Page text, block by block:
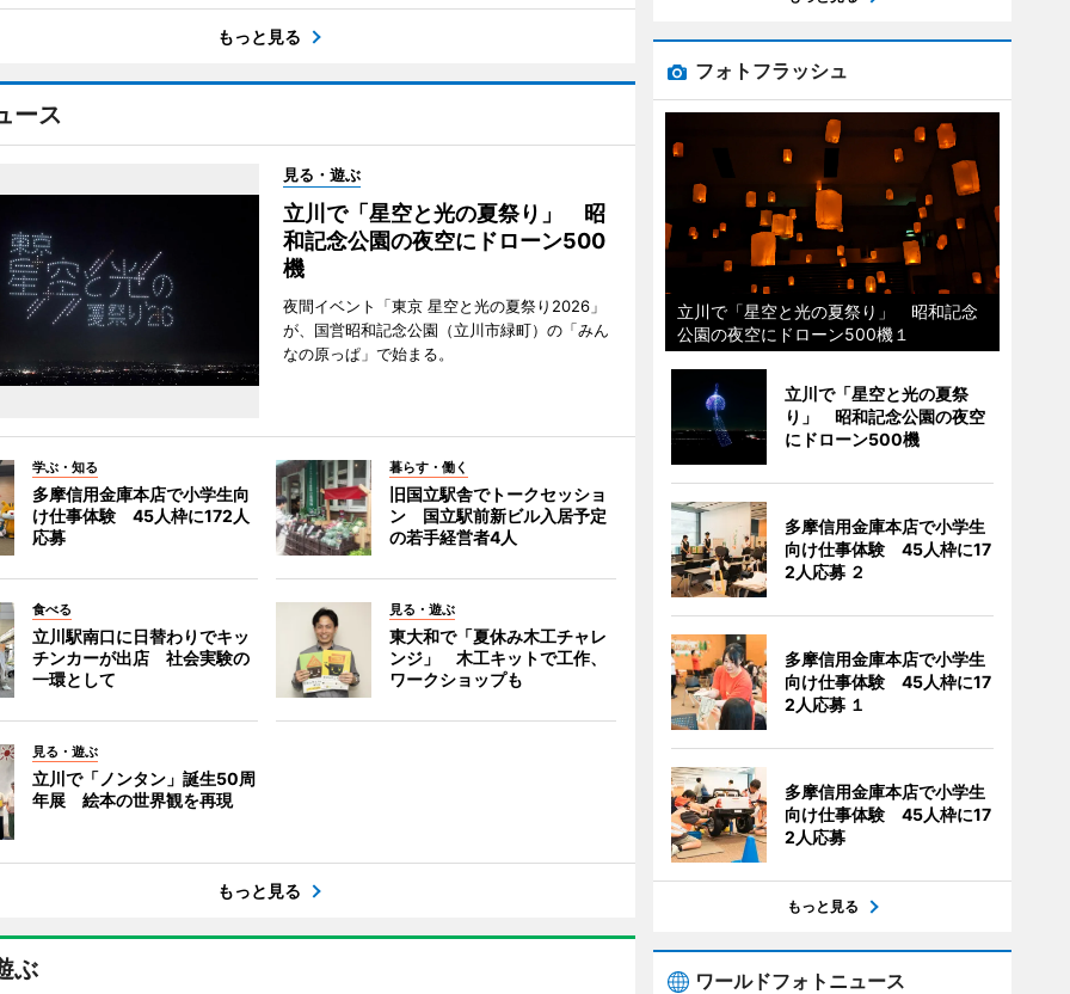
もっと見る
ース
見る・遊ぶ
立川で「星空と光の夏祭り」 昭
和記念公園の夜空にドローン500
機
夜間イベント「東京 星空と光の夏祭り2026」
が、国営昭和記念公園（立川市緑町）の「みん
なの原っぱ」で始まる。
学ぶ・知る
多摩信用金庫本店で小学生向
け仕事体験 45人枠に172人
応募
暮らす・働く
旧国立駅舎でトークセッショ
ン 国立駅前新ビル入居予定
の若手経営者4人
食べる
立川駅南口に日替わりでキッ
チンカーが出店 社会実験の
一環として
見る・遊ぶ
東大和で「夏休み木工チャレ
ンジ」 木工キットで工作、
ワークショップも
見る・遊ぶ
立川で「ノンタン」誕生50周
年展 絵本の世界観を再現
もっと見る
ぶ
フォトフラッシュ
立川で「星空と光の夏祭り」 昭和記念
公園の夜空にドローン500機１
立川で「星空と光の夏祭
り」 昭和記念公園の夜空
にドローン500機
多摩信用金庫本店で小学生
向け仕事体験 45人枠に17
2人応募 ２
多摩信用金庫本店で小学生
向け仕事体験 45人枠に17
2人応募 １
多摩信用金庫本店で小学生
向け仕事体験 45人枠に17
2人応募
もっと見る
ワールドフォトニュース